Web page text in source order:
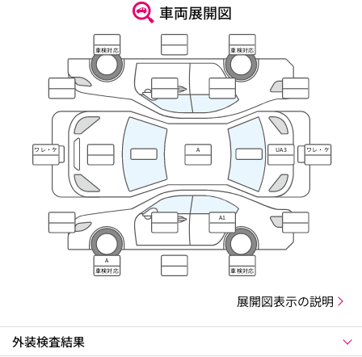
車両展開図
車検対応 車検対応
ワレ・ケ
ズレ
A UA3 ワレ・ケ
ズレ
A1
A
車検対応
車検対応
展開図表示の説明
外装検査結果